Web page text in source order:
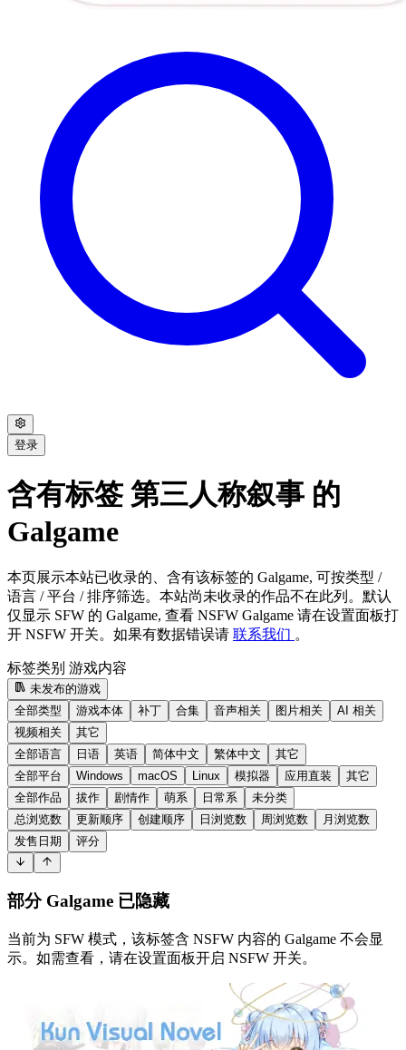
登录
含有标签 第三人称叙事 的
Galgame
本页展示本站已收录的、含有该标签的 Galgame, 可按类型 /
语言 / 平台 / 排序筛选。本站尚未收录的作品不在此列。默认
仅显示 SFW 的 Galgame, 查看 NSFW Galgame 请在设置面板打
开 NSFW 开关。如果有数据错误请 联系我们 。
标签类别 游戏内容
未发布的游戏
全部类型
游戏本体 补丁 合集 音声相关 图片相关
AI 相关
视频相关
其它
全部语言
日语 英语 简体中文 繁体中文
其它
全部平台
Windows macOS Linux 模拟器 应用直装
其它
全部作品
拔作 剧情作 萌系 日常系
未分类
总浏览数
更新顺序 创建顺序 日浏览数 周浏览数
月浏览数
发售日期
评分
部分 Galgame 已隐藏
当前为 SFW 模式，该标签含 NSFW 内容的 Galgame 不会显
示。如需查看，请在设置面板开启 NSFW 开关。